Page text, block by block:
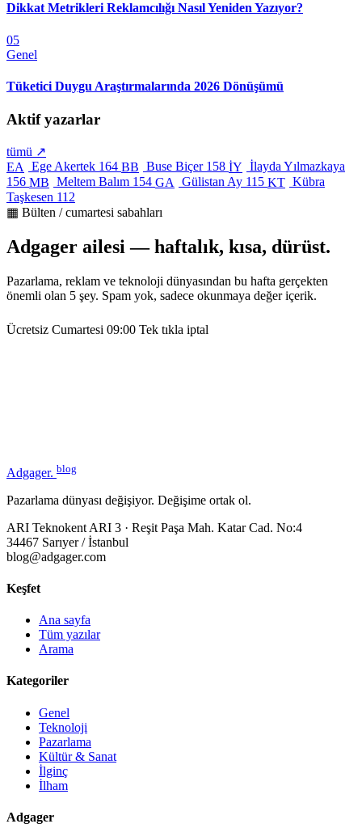
Dikkat Metrikleri Reklamcılığı Nasıl Yeniden Yazıyor?
05
Genel
Tüketici Duygu Araştırmalarında 2026 Dönüşümü
Aktif yazarlar
tümü ↗
EA
Ege Akertek 164 BB Buse Biçer 158 İY İlayda Yılmazkaya
156 MB Meltem Balım 154 GA Gülistan Ay 115 KT Kübra
Taşkesen 112
▦ Bülten / cumartesi sabahları
Adgager ailesi — haftalık, kısa, dürüst.
Pazarlama, reklam ve teknoloji dünyasından bu hafta gerçekten
önemli olan 5 şey. Spam yok, sadece okunmaya değer içerik.
Ücretsiz Cumartesi 09:00 Tek tıkla iptal
Adgager. blog
Pazarlama dünyası değişiyor. Değişime ortak ol.
ARI Teknokent ARI 3 · Reşit Paşa Mah. Katar Cad. No:4
34467 Sarıyer / İstanbul
blog@adgager.com
Keşfet
Ana sayfa
Tüm yazılar
Arama
Kategoriler
Genel
Teknoloji
Pazarlama
Kültür & Sanat
İlginç
İlham
Adgager